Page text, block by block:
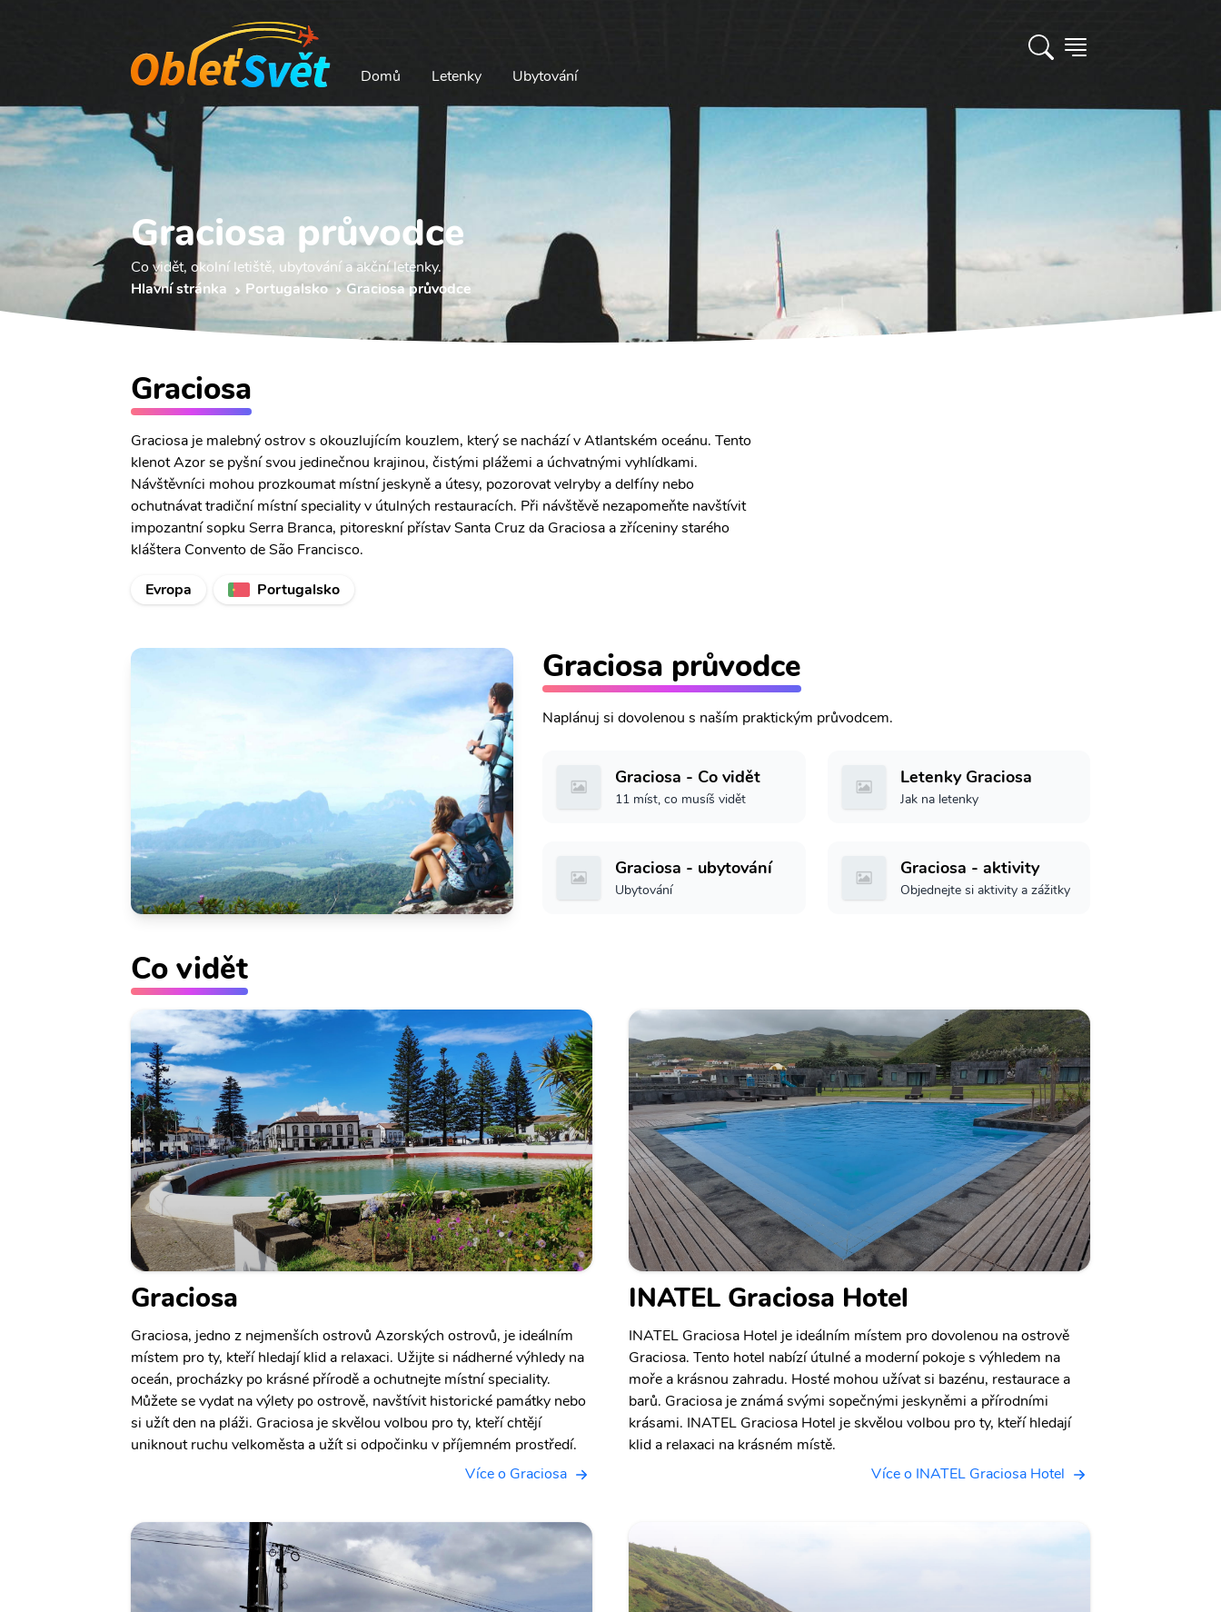
Domů Letenky Ubytování
Graciosa průvodce
Co vidět, okolní letiště, ubytování a akční letenky.
Hlavní stránka
Portugalsko Graciosa průvodce
Graciosa
Graciosa je malebný ostrov s okouzlujícím kouzlem, který se nachází v Atlantském oceánu. Tento
klenot Azor se pyšní svou jedinečnou krajinou, čistými plážemi a úchvatnými vyhlídkami.
Návštěvníci mohou prozkoumat místní jeskyně a útesy, pozorovat velryby a delfíny nebo
ochutnávat tradiční místní speciality v útulných restauracích. Při návštěvě nezapomeňte navštívit
impozantní sopku Serra Branca, pitoreskní přístav Santa Cruz da Graciosa a zříceniny starého
kláštera Convento de São Francisco.
Evropa
Portugalsko
Graciosa průvodce
Naplánuj si dovolenou s naším praktickým průvodcem.
Graciosa - Co vidět
11 míst, co musíš vidět
Letenky Graciosa
Jak na letenky
Graciosa - ubytování
Ubytování
Graciosa - aktivity
Objednejte si aktivity a zážitky
Co vidět
Graciosa
Graciosa, jedno z nejmenších ostrovů Azorských ostrovů, je ideálním
místem pro ty, kteří hledají klid a relaxaci. Užijte si nádherné výhledy na
oceán, procházky po krásné přírodě a ochutnejte místní speciality.
Můžete se vydat na výlety po ostrově, navštívit historické památky nebo
si užít den na pláži. Graciosa je skvělou volbou pro ty, kteří chtějí
uniknout ruchu velkoměsta a užít si odpočinku v příjemném prostředí.
Více o Graciosa
INATEL Graciosa Hotel
INATEL Graciosa Hotel je ideálním místem pro dovolenou na ostrově
Graciosa. Tento hotel nabízí útulné a moderní pokoje s výhledem na
moře a krásnou zahradu. Hosté mohou užívat si bazénu, restaurace a
barů. Graciosa je známá svými sopečnými jeskyněmi a přírodními
krásami. INATEL Graciosa Hotel je skvělou volbou pro ty, kteří hledají
klid a relaxaci na krásném místě.
Více o INATEL Graciosa Hotel